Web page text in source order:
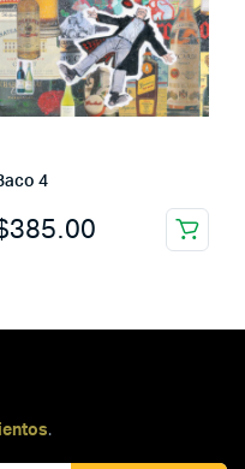
4
385.00
.